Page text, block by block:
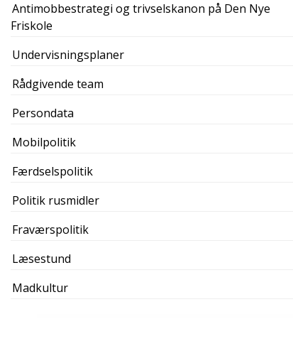
Antimobbestrategi og trivselskanon på Den Nye
Friskole
Undervisningsplaner
Rådgivende team
Persondata
Mobilpolitik
Færdselspolitik
Politik rusmidler
Fraværspolitik
Læsestund
Madkultur